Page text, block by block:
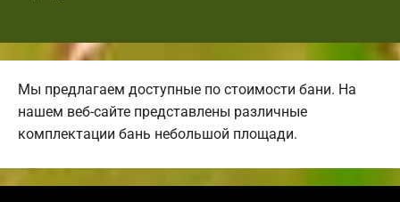
Мы предлагаем доступные по стоимости бани. На
нашем веб-сайте представлены различные
комплектации бань небольшой площади.